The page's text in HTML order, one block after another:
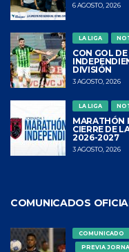
6 AGOSTO, 2026
LA LIGA
CON GOL
DIVISIÓN
3 AGOSTO, 2026
LA LIGA
MARATHÓN
CIERRE DE
2026-2027
3 AGOSTO, 2026
COMUNICADOS
COMUNICADO
PREVIA